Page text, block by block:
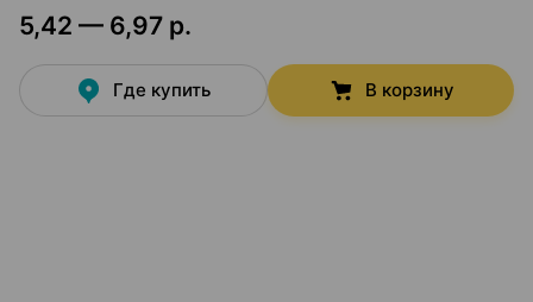
5,42 — 6,97 р.
Где купить В корзину